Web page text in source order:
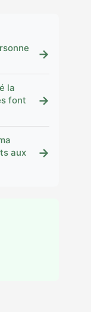
→
la
font
→
aux
→